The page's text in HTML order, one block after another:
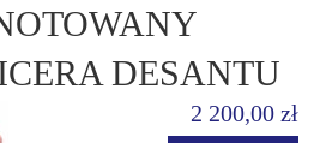
DESANTU
2 200,00 zł